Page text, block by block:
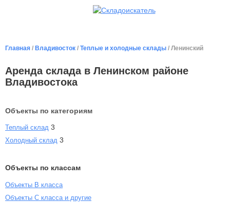
Главная / Владивосток / Теплые и холодные склады / Ленинский
Аренда склада в Ленинском районе
Владивостока
Объекты по категориям
Теплый склад 3
Холодный склад 3
Объекты по классам
Объекты B класса
Объекты С класса и другие